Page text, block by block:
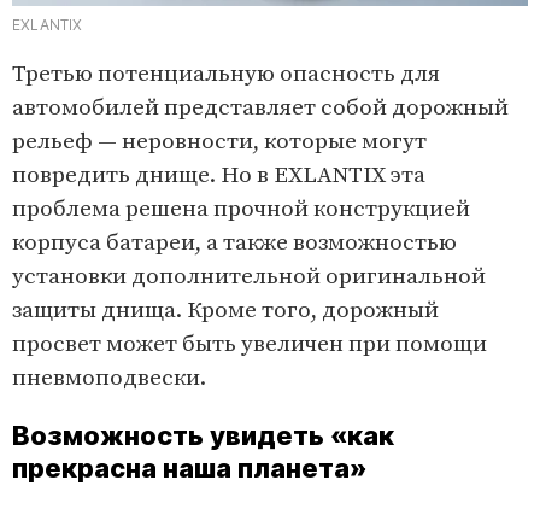
EXLANTIX
Третью потенциальную опасность для
автомобилей представляет собой дорожный
рельеф — неровности, которые могут
повредить днище. Но в EXLANTIX эта
проблема решена прочной конструкцией
корпуса батареи, а также возможностью
установки дополнительной оригинальной
защиты днища. Кроме того, дорожный
просвет может быть увеличен при помощи
пневмоподвески.
Возможность увидеть «как
прекрасна наша планета»